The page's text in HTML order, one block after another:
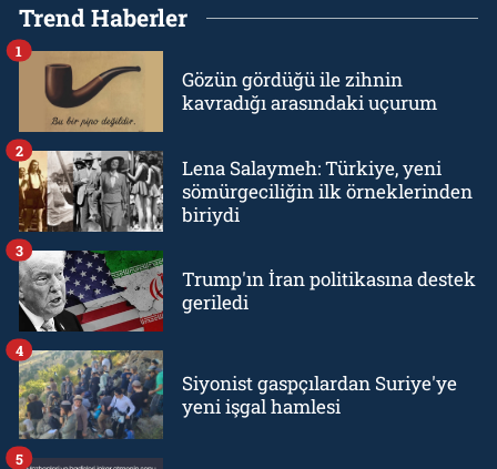
Trend Haberler
Gözün gördüğü ile zihnin
kavradığı arasındaki uçurum
1
Lena Salaymeh: Türkiye, yeni
sömürgeciliğin ilk örneklerinden
biriydi
2
Trump'ın İran politikasına destek
geriledi
3
Siyonist gaspçılardan Suriye'ye
yeni işgal hamlesi
4
5